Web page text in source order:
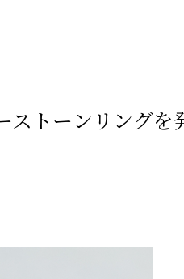
ストーンリングを